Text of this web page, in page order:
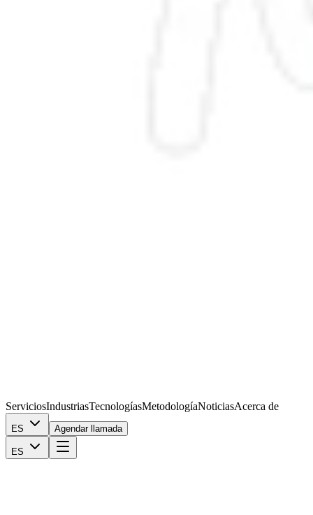
ServiciosIndustriasTecnologíasMetodologíaNoticiasAcerca de
ES Agendar llamada
ES